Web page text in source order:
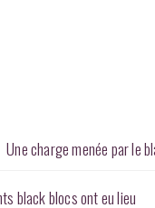
Une charge menée par le
black blocs ont eu lieu